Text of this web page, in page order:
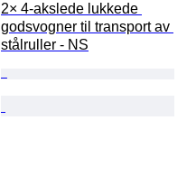
2× 4-akslede lukkede
godsvogner til transport av
stålruller - NS